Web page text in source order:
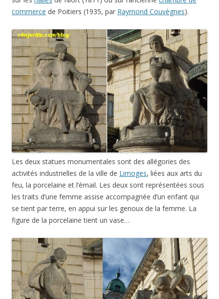
commerce de Poitiers (1935, par Raymond Couvègnes).
Les deux statues monumentales sont des allégories des
activités industrielles de la ville de Limoges, liées aux arts du
feu, la porcelaine et l’émail. Les deux sont représentées sous
les traits d’une femme assise accompagnée d’un enfant qui
se tient par terre, en appui sur les genoux de la femme. La
figure de la porcelaine tient un vase…